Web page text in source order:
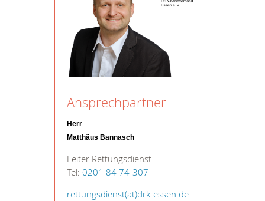
Ansprechpartner
Herr
Matthäus Bannasch
Leiter Rettungsdienst
Tel: 0201 84 74-307
rettungsdienst(at)drk-essen.de